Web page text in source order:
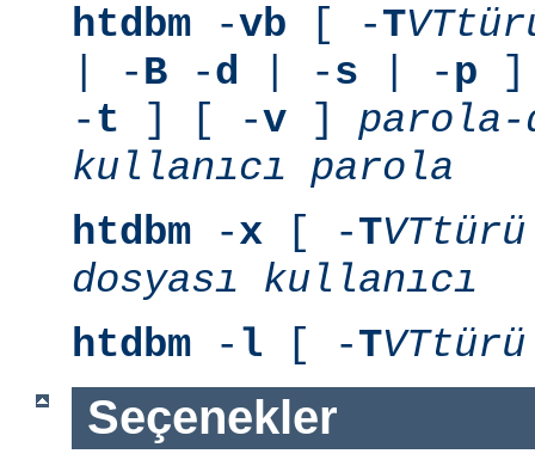
htdbm -vb [ -T
| -B -d | -s | -p ]
-t ] [ -v ] parola-
kullanıcı
parola
htdbm -x [ -TVTtürü
dosyası
kullanıcı
htdbm - l [ -TVTtürü
Seçenekler